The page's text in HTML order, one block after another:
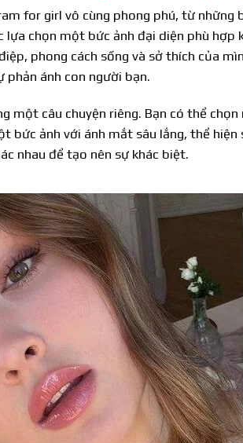
for girl vô cùng phong phú, từ những
lựa chọn một bức ảnh đại diện phù
phong cách sống và sở thích của
phản ánh con người bạn.
một câu chuyện riêng. Bạn có thể
bức ảnh với ánh mắt sâu lắng, thể
nhau để tạo nên sự khác biệt.